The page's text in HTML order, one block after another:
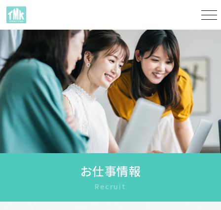
お仕事情報
Recruit